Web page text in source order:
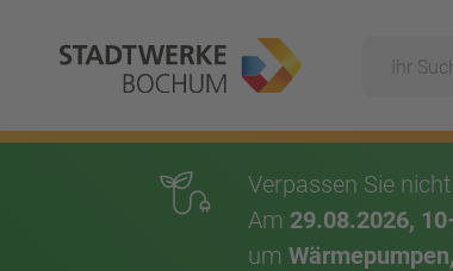
Verpassen Sie
Am 29.08.2026,
um
Suche
Hauptnavigation